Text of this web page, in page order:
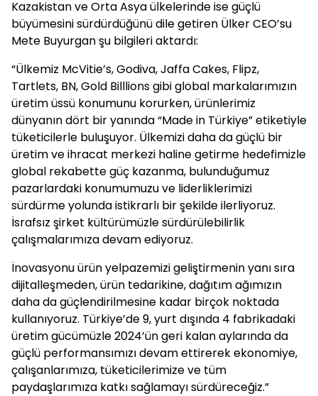
Kazakistan ve Orta Asya ülkelerinde ise güçlü
büyümesini sürdürdüğünü dile getiren Ülker CEO’su
Mete Buyurgan şu bilgileri aktardı:
“Ülkemiz McVitie’s, Godiva, Jaffa Cakes, Flipz,
Tartlets, BN, Gold Billlions gibi global markalarımızın
üretim üssü konumunu korurken, ürünlerimiz
dünyanın dört bir yanında “Made in Türkiye” etiketiyle
tüketicilerle buluşuyor. Ülkemizi daha da güçlü bir
üretim ve ihracat merkezi haline getirme hedefimizle
global rekabette güç kazanma, bulunduğumuz
pazarlardaki konumumuzu ve liderliklerimizi
sürdürme yolunda istikrarlı bir şekilde ilerliyoruz.
İsrafsız şirket kültürümüzle sürdürülebilirlik
çalışmalarımıza devam ediyoruz.
İnovasyonu ürün yelpazemizi geliştirmenin yanı sıra
dijitalleşmeden, ürün tedarikine, dağıtım ağımızın
daha da güçlendirilmesine kadar birçok noktada
kullanıyoruz. Türkiye’de 9, yurt dışında 4 fabrikadaki
üretim gücümüzle 2024’ün geri kalan aylarında da
güçlü performansımızı devam ettirerek ekonomiye,
çalışanlarımıza, tüketicilerimize ve tüm
paydaşlarımıza katkı sağlamayı sürdüreceğiz.”